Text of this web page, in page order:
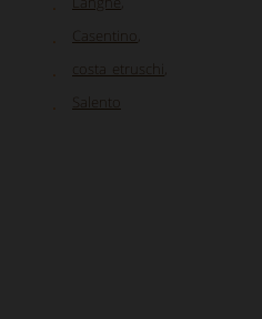
Casentino
costa_etruschi
Salento